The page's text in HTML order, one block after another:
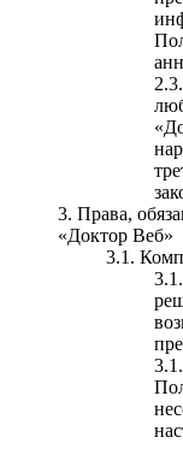
Права,
«Доктор Веб»